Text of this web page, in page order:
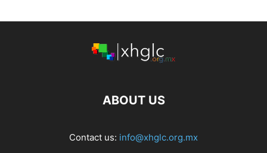
ABOUT US
Contact us: info@xhglc.org.mx